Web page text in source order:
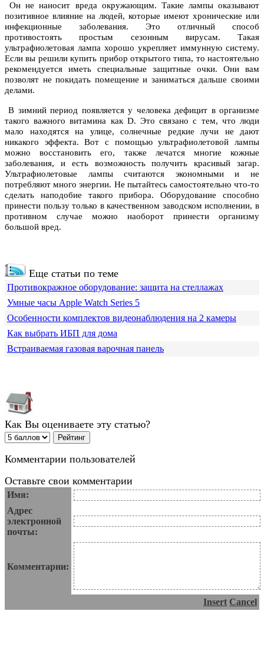
Он не наносит вреда окружающим. Такие лампы оказывают
позитивное влияние на людей, которые имеют хронические или
инфекционные заболевания. Это отличный способ
противостоять простым сезонным вирусам. Такая
ультрафиолетовая лампа хорошо укрепляет иммунную систему.
Если вы решили купить прибор открытого типа, то настоятельно
рекомендуется иметь специальные защитные очки. Они вам
позволят не покидать помещение и заниматься дальше своими
делами.
В зимний период появляется у человека дефицит в организме
такого важного витамина как D. Это связано с тем, что люди
мало находятся на улице, солнечные редкие лучи не дают
никакого эффекта. Вот с помощью ультрафиолетовой лампы
можно восстановить его, также лечатся многие кожные
заболевания, и есть возможность получить красивый загар.
Ультрафиолетовые лампы считаются экономными и не
потребляют много энергии. Не пытайтесь самостоятельно что-то
сделать наподобие такого прибора. Оборудование способно
принести пользу только в качественном заводском исполнении, в
противном случае можно наоборот принести организму
большой вред.
Еще статьи по теме
Противокражное оборудование: защита на стеллажах
Умные часы Apple Watch Series 5
Особенности комплектов видеонаблюдения на 2 камеры
Как выбрать ИБП для дома
Встраиваемая газовая варочная панель
Как Вы оцениваете эту статью?
Комментарии пользователей
Оставьте свои комментарии
Имя:
Адрес
электронной
почты:
Комментарии:
Insert Cancel